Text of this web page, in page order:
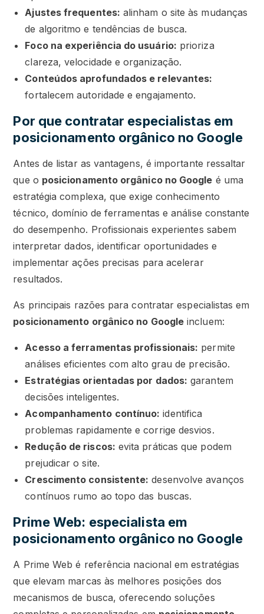
Ajustes frequentes: alinham o site às mudanças
de algoritmo e tendências de busca.
Foco na experiência do usuário: prioriza
clareza, velocidade e organização.
Conteúdos aprofundados e relevantes:
fortalecem autoridade e engajamento.
Por que contratar especialistas em
posicionamento orgânico no Google
Antes de listar as vantagens, é importante ressaltar
que o posicionamento orgânico no Google é uma
estratégia complexa, que exige conhecimento
técnico, domínio de ferramentas e análise constante
do desempenho. Profissionais experientes sabem
interpretar dados, identificar oportunidades e
implementar ações precisas para acelerar
resultados.
As principais razões para contratar especialistas em
posicionamento orgânico no Google incluem:
Acesso a ferramentas profissionais: permite
análises eficientes com alto grau de precisão.
Estratégias orientadas por dados: garantem
decisões inteligentes.
Acompanhamento contínuo: identifica
problemas rapidamente e corrige desvios.
Redução de riscos: evita práticas que podem
prejudicar o site.
Crescimento consistente: desenvolve avanços
contínuos rumo ao topo das buscas.
Prime Web: especialista em
posicionamento orgânico no Google
A Prime Web é referência nacional em estratégias
que elevam marcas às melhores posições dos
mecanismos de busca, oferecendo soluções